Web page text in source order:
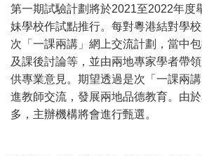
第一期試驗計劃將於2021至2022年度
妹學校作試點推行。每對粵港結對學
次「一課兩講」網上交流計劃，當中
及課後討論等，並由兩地專家學者帶
供專業意見。期望透過是次「一課兩
進教師交流，發展兩地品德教育。由
多，主辦機構將會進行甄選。